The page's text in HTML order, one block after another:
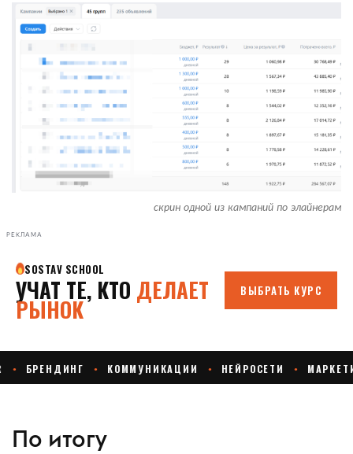
скрин одной из кампаний по элайнерам
РЕКЛАМА
По итогу